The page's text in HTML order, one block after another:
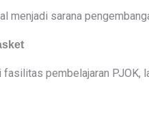
menjadi sarana
fasilitas pembelajaran PJOK,